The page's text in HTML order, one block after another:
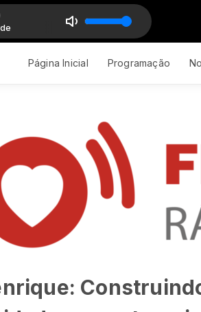
08
Página Inicial Programação